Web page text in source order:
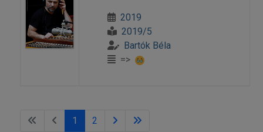
2019
2019/5
Bartók Béla
=>
1 2